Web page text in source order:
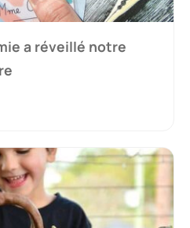
a réveillé notre